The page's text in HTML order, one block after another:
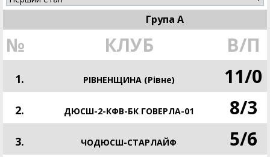
Група А
№ КЛУБ В/П
1. РІВНЕНЩИНА (Рівне) 11/0
2. ДЮСШ-2-КФВ-БК ГОВЕРЛА-01 8/3
3. ЧОДЮСШ-СТАРЛАЙФ 5/6